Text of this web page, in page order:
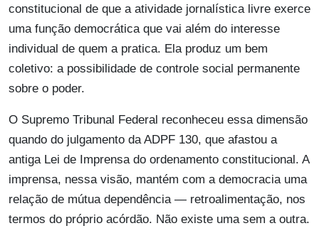
constitucional de que a atividade jornalística livre exerce
uma função democrática que vai além do interesse
individual de quem a pratica. Ela produz um bem
coletivo: a possibilidade de controle social permanente
sobre o poder.
O Supremo Tribunal Federal reconheceu essa dimensão
quando do julgamento da ADPF 130, que afastou a
antiga Lei de Imprensa do ordenamento constitucional. A
imprensa, nessa visão, mantém com a democracia uma
relação de mútua dependência — retroalimentação, nos
termos do próprio acórdão. Não existe uma sem a outra.